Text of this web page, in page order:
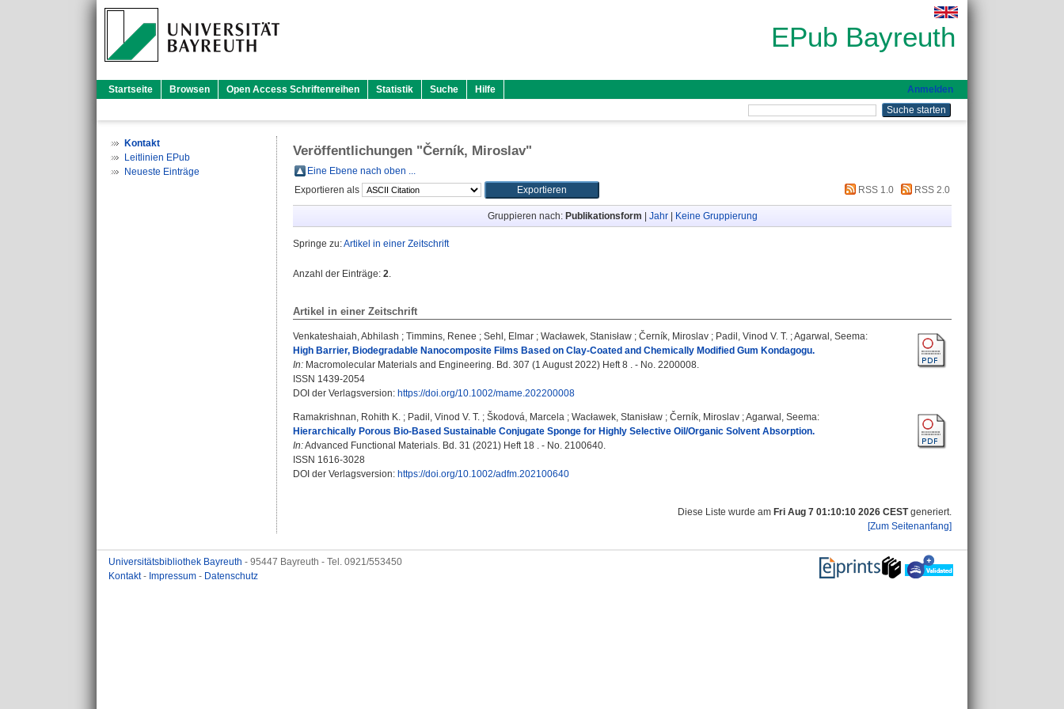
EPub Bayreuth
Startseite Browsen Open Access Schriftenreihen Statistik Suche Hilfe Anmelden
Kontakt
Leitlinien EPub
Neueste Einträge
Veröffentlichungen "Černík, Miroslav"
Eine Ebene nach oben ...
Exportieren als
RSS 1.0 RSS 2.0
Gruppieren nach: Publikationsform Jahr| Keine Gruppierung
Springe zu:Artikel in einer Zeitschrift
Anzahl der Einträge: 2.
Artikel in einer Zeitschrift
Venkateshaiah, Abhilash ; Timmins, Renee ; Sehl, Elmar ; Wacławek, Stanisław ; Černík, Miroslav ; Padil, Vinod V. T. ;Agarwal, Seema:
High Barrier, Biodegradable Nanocomposite Films Based on Clay‐Coated and Chemically Modified Gum Kondagogu.
In: Macromolecular Materials and Engineering. Bd. 307 (1 August 2022) Heft 8 . - No. 2200008.
ISSN 1439-2054
DOI der Verlagsversion: https://doi.org/10.1002/mame.202200008
Ramakrishnan, Rohith K. ; Padil, Vinod V. T. ; Škodová, Marcela ; Wacławek, Stanisław ; Černík, Miroslav ;Agarwal, Seema:
Hierarchically Porous Bio‐Based Sustainable Conjugate Sponge for Highly Selective Oil/Organic Solvent Absorption.
In:Advanced Functional Materials. Bd. 31 (2021) Heft 18 . - No. 2100640.
ISSN 1616-3028
DOI der Verlagsversion: https://doi.org/10.1002/adfm.202100640
Diese Liste wurde am Fri Aug 7 01:10:10 2026 CESTgeneriert.
[Zum Seitenanfang]
Universitätsbibliothek Bayreuth - 95447 Bayreuth - Tel. 0921/553450
Kontakt- Impressum - Datenschutz